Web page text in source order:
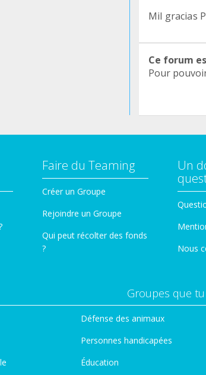
Mil gracias
Ce forum
Pour
Faire du Teaming
Créer un Groupe
Rejoindre un Groupe
Qui peut récolter des fonds
?
Un
Nous
Groupes que
Défense des animaux
Personnes handicapées
Éducation